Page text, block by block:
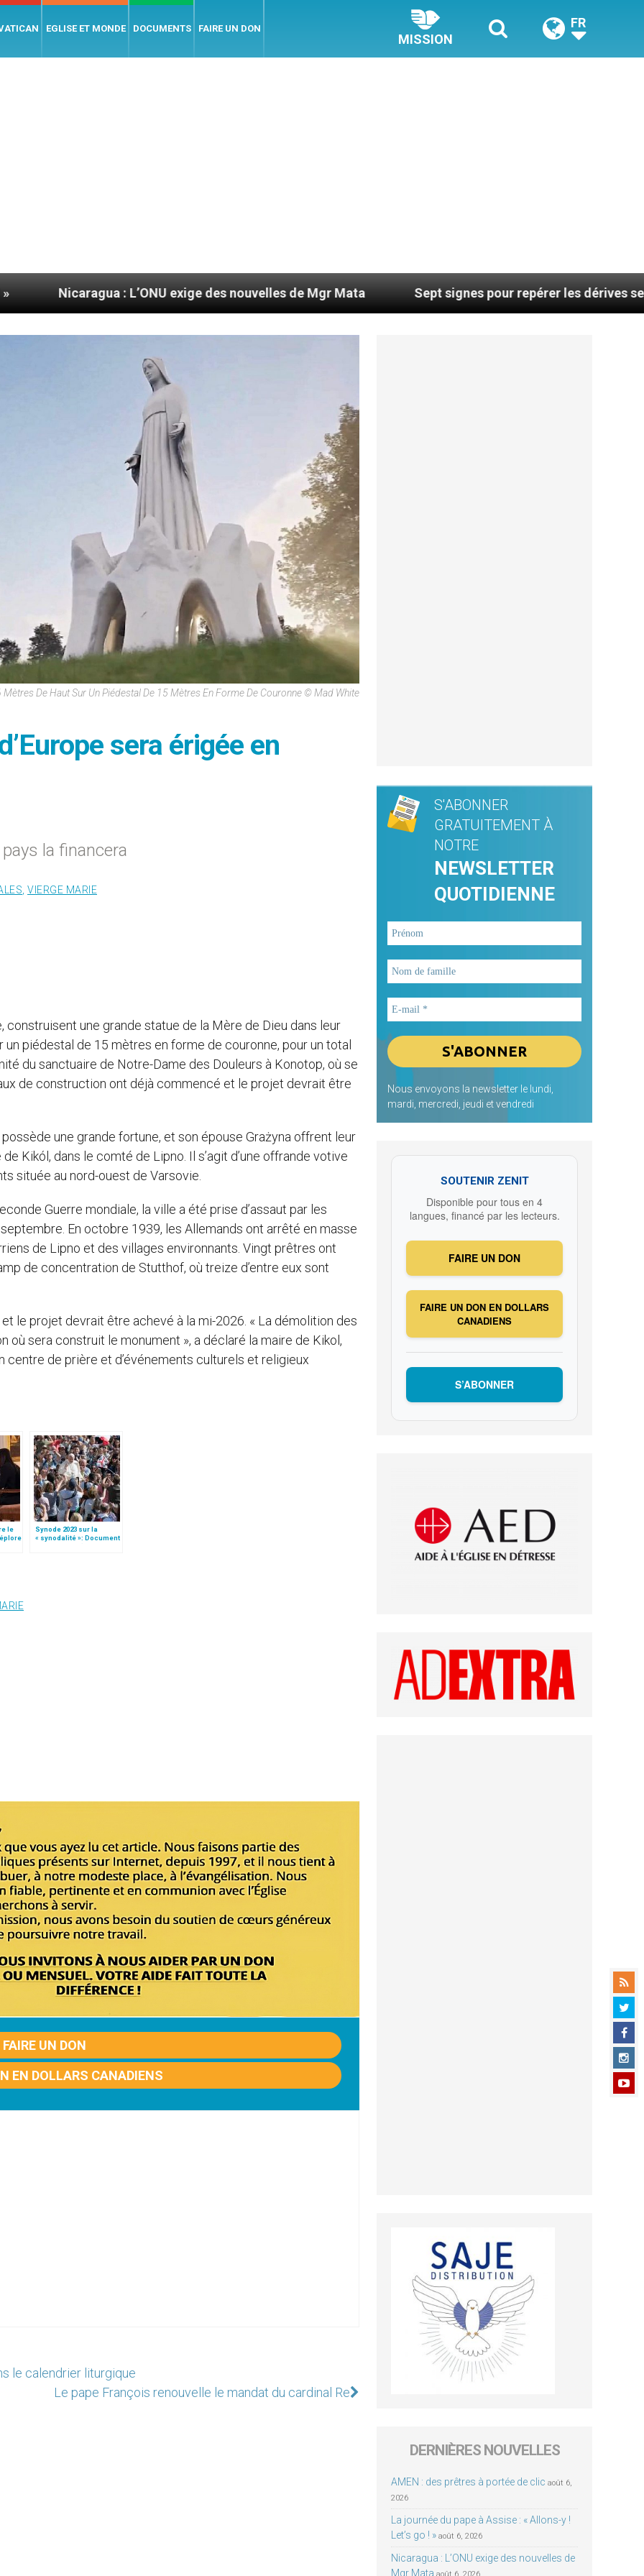
EGLISE ET MONDE DOCUMENTS FAIRE UN DON
MISSION
FR
: L’ONU exige des nouvelles de Mgr Mata Sept signes pour repérer les dérives sectaires du
De Haut Sur Un Piédestal De 15 Mètres En Forme De Couronne © Mad White
sera érigée en
la financera
VIERGE MARIE
une grande statue de la Mère de Dieu dans leur
piédestal de 15 mètres en forme de couronne, pour un total
du sanctuaire de Notre-Dame des Douleurs à Konotop, où se
de construction ont déjà commencé et le projet devrait être
une grande fortune, et son épouse Grażyna offrent leur
Kikól, dans le comté de Lipno. Il s’agit d’une offrande votive
située au nord-ouest de Varsovie.
Guerre mondiale, la ville a été prise d’assaut par les
En octobre 1939, les Allemands ont arrêté en masse
de Lipno et des villages environnants. Vingt prêtres ont
de concentration de Stutthof, où treize d’entre eux sont
le projet devrait être achevé à la mi-2026. « La démolition des
sera construit le monument », a déclaré la maire de Kikol,
centre de prière et d’événements culturels et religieux
le
Synode 2023 sur la
« synodalité »: Document
FAIRE UN DON
EN DOLLARS CANADIENS
le calendrier liturgique
Le pape François renouvelle le mandat du cardinal Re
S'ABONNER
GRATUITEMENT À
NOTRE
NEWSLETTER
QUOTIDIENNE
Nous envoyons la newsletter le lundi,
mardi, mercredi, jeudi et vendredi
SOUTENIR ZENIT
Disponible pour tous en 4
langues, financé par les lecteurs.
FAIRE UN DON
FAIRE UN DON EN DOLLARS
CANADIENS
S’ABONNER
DERNIÈRES NOUVELLES
AMEN : des prêtres à portée de clic août 6,
2026
La journée du pape à Assise : « Allons-y !
Let’s go ! » août 6, 2026
Nicaragua : L’ONU exige des nouvelles de
Mgr Mata